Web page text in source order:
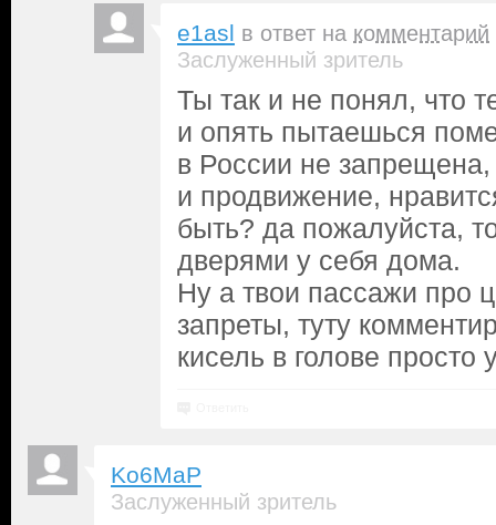
e1asl в ответ на комментарий
Заслуженный зритель
Ты так и не понял, что
и опять пытаешься
в России не
и продвижение,
быть? да пожалуйста,
дверями у себя дома.
Ну а твои пассажи про
запреты, туту
кисель в голове просто
Ko6MaP
Заслуженный зритель